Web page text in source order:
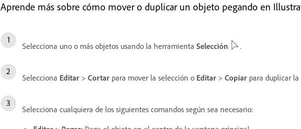
Aprende más sobre cómo mover o duplicar un objeto pegando en
Selecciona uno o más objetos usando la herramienta Selección .
Selecciona Editar > Cortar para mover la selección o Editar > Copiar para duplicar la
Selecciona cualquiera de los siguientes comandos según sea necesario: